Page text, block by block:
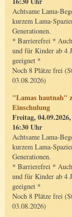
Achtsame Lama-
kurzem Lama-
Generationen.
* Barrierefrei *
und für Kinder ab 4
geeignet *
Noch 8 Plätze frei
03.08.2026)
"Lamas hautnah"
Einschulung
Freitag,
16:30 Uhr
Achtsame Lama-
kurzem Lama-
Generationen.
* Barrierefrei *
und für Kinder ab 4
geeignet *
Noch 8 Plätze frei
03.08.2026)